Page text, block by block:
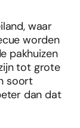
waar
worden
pakhuizen
tot grote
soort
dan dat